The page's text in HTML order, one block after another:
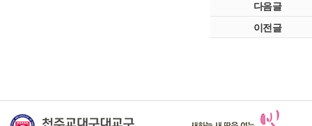
다음글
이전글